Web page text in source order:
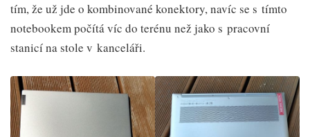
tím, že už jde o kombinované konektory, navíc se s tímto
notebookem počítá víc do terénu než jako s pracovní
stanicí na stole v kanceláři.